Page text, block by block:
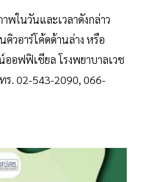
พในวันและเวลาดังกล่าว
วอาร์โค้ดด้านล่าง หรือ
ออฟฟิเชียล โรงพยาบาลเวช
ร. 02-543-2090, 066-